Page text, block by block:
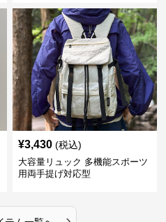
¥3,430 (税込)
大容量リュック 多機能スポーツ
用両手提げ対応型